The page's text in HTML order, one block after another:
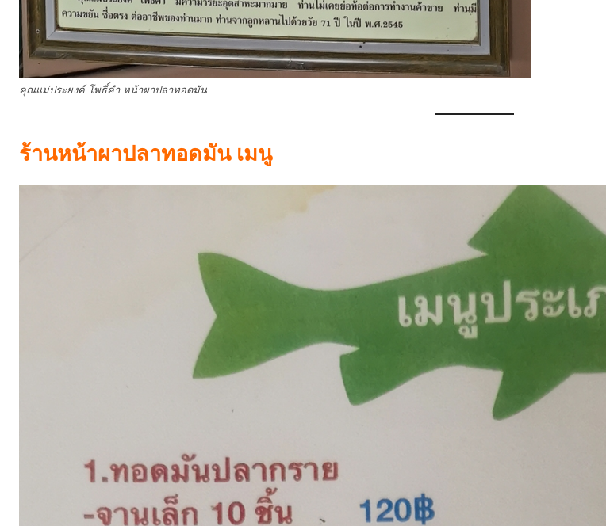
คุณแม่ประยงค์ โพธิ์คำ หน้าผาปลาทอดมัน
ร้านหน้าผาปลาทอดมัน เมนู